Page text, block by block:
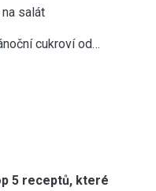
salát
cukroví od…
5 receptů, které